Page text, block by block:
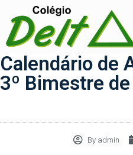
Calendário de
3º Bimestre
By admin